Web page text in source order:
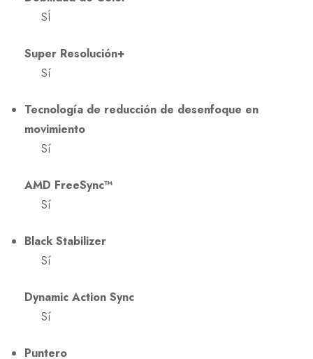
SÍ
Super Resolución+
Sí
Tecnología de reducción de desenfoque en
movimiento
Sí
AMD FreeSync™
Sí
Black Stabilizer
Sí
Dynamic Action Sync
Sí
Puntero